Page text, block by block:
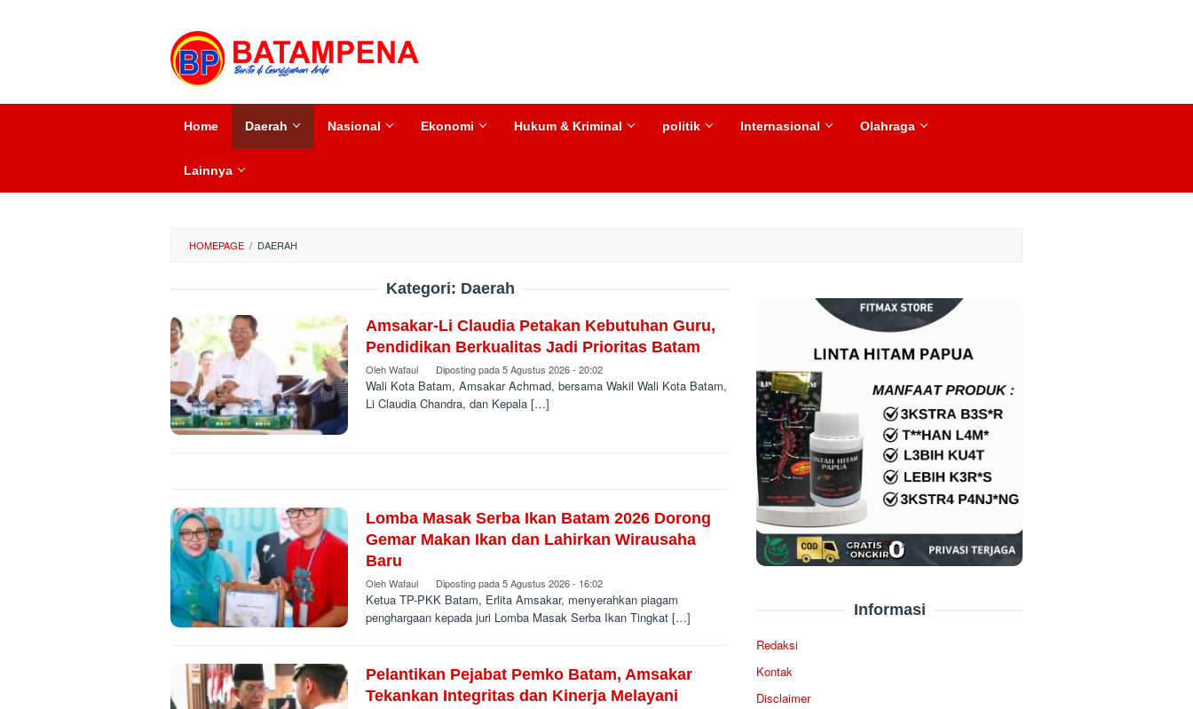
Home Daerah Nasional Ekonomi Hukum & Kriminal politik Internasional Olahraga
Lainnya
HOMEPAGE / DAERAH
Kategori: Daerah
Amsakar-Li Claudia Petakan Kebutuhan Guru,
Pendidikan Berkualitas Jadi Prioritas Batam
OlehWafaul Diposting pada5 Agustus 2026 - 20:02
Wali Kota Batam, Amsakar Achmad, bersama Wakil Wali Kota Batam,
Li Claudia Chandra, dan Kepala […]
Lomba Masak Serba Ikan Batam 2026 Dorong
Gemar Makan Ikan dan Lahirkan Wirausaha
Baru
OlehWafaul Diposting pada5 Agustus 2026 - 16:02
Ketua TP-PKK Batam, Erlita Amsakar, menyerahkan piagam
penghargaan kepada juri Lomba Masak Serba Ikan Tingkat […]
Pelantikan Pejabat Pemko Batam, Amsakar
Tekankan Integritas dan Kinerja Melayani
Informasi
Redaksi
Kontak
Disclaimer